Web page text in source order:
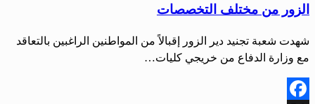
الزور من مختلف التخصصات
شهدت شعبة تجنيد دير الزور إقبالاً من المواطنين الراغبين بالتعاقد
مع وزارة الدفاع من خريجي كليات…